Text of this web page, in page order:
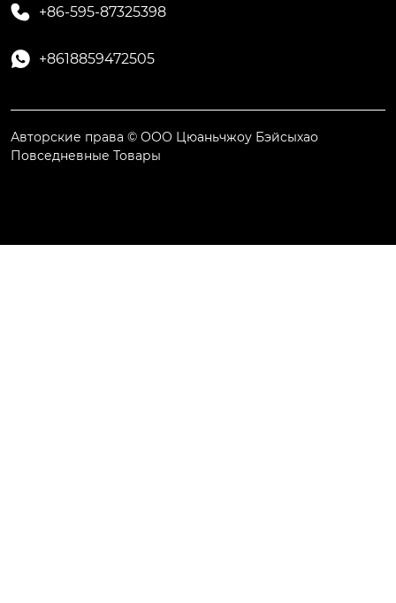
 +86-595-87325398
 +8618859472505
Авторские права © ООО Цюаньчжоу Бэйсыхао
Повседневные Товары